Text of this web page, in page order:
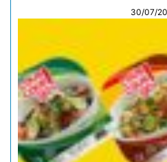
30/07/